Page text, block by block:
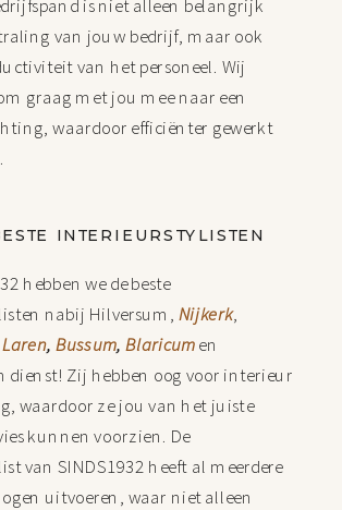
hebben we de beste
nabij Hilversum,Nijkerk,
,Laren, Bussum, Blaricumen
dienst! Zij hebben oog voor interieur
waardoor ze jou van het juiste
kunnen voorzien. De
van SINDS1932 heeft al meerdere
uitvoeren, waar niet alleen
INTERIEURSTYLISTEN
is niet alleen belangrijk
van jouw bedrijf, maar ook
van het personeel. Wij
graag met jou mee naar een
waardoor efficiënter gewerkt